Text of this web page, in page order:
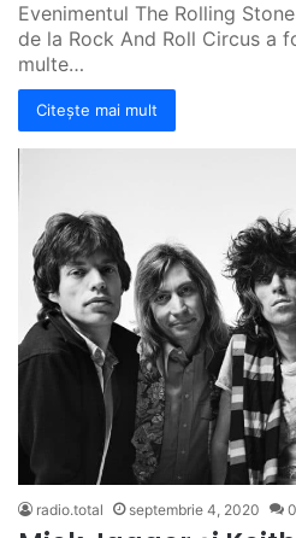
Evenimentul The Rolling
de la Rock And Roll Circus a
multe…
Citește mai mult
radio.total septembrie 4, 2020 0